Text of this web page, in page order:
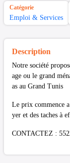
Catégorie
Emploi & Services
Description
Notre société
age ou le grand
as au Grand Tunis
Le prix commence
yer et des taches à
CONTACTEZ :